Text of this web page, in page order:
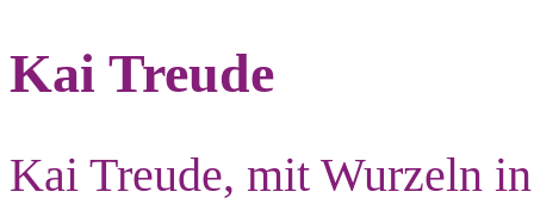
Kai Treude
Kai Treude, mit Wurzeln